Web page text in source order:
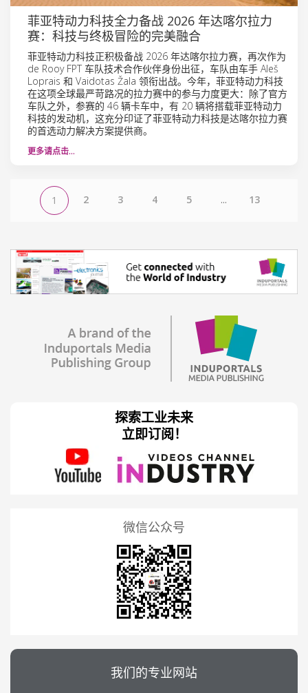
菲亚特动力科技全力备战 2026 年达喀尔拉力
赛：科技与终极冒险的完美融合
菲亚特动力科技正积极备战 2026 年达喀尔拉力赛，再次作为
de Rooy FPT 车队技术合作伙伴身份出征，车队由车手 Aleš
Loprais 和 Vaidotas Žala 领衔出战。今年，菲亚特动力科技
在这项全球最严苛路况的拉力赛中的参与力度更大：除了官方
车队之外，参赛的 46 辆卡车中，有 20 辆将搭载菲亚特动力
科技的发动机，这充分印证了菲亚特动力科技是达喀尔拉力赛
的首选动力解决方案提供商。
更多请点击…
1 2 3 4 5 ... 13
探索工业未来
立即订阅！
微信公众号
我们的专业网站